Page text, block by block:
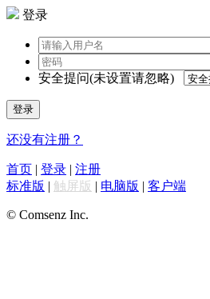
登录
安全提问(未设置请忽略)
登录
还没有注册？
首页 | 登录 | 注册
标准版 | 触屏版 | 电脑版 | 客户端
© Comsenz Inc.